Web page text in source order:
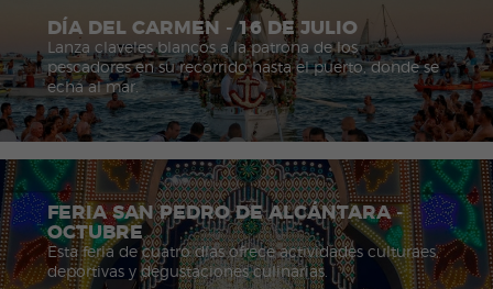
DÍA DEL CARMEN - 16 DE JULIO
Lanza claveles blancos a la patrona de los
pescadores en su recorrido hasta el puerto, donde se
echa al mar.
FERIA SAN PEDRO DE ALCÁNTARA -
OCTUBRE
Esta feria de cuatro días ofrece actividades culturaes,
deportivas y degustaciones culinarias.